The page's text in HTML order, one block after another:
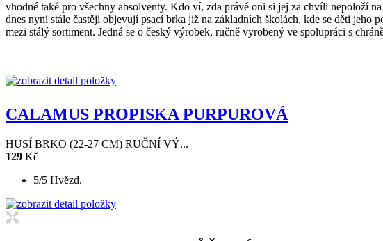
vhodné také pro všechny absolventy. Kdo ví, zda právě oni si jej za chvíli nepoloží
dnes nyní stále častěji objevují psací brka již na základních školách, kde se děti
mezi stálý sortiment. Jedná se o český výrobek, ručně vyrobený ve spolupráci s
CALAMUS PROPISKA PURPUROVÁ
HUSÍ BRKO (22-27 CM) RUČNÍ VÝ...
129 Kč
5/5 Hvězd.